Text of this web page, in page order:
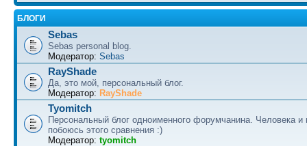
БЛОГИ
Sebas
Sebas personal blog.
Модератор: Sebas
RayShade
Да, это мой, персональный блог.
Модератор: RayShade
Tyomitch
Персональный блог одноименного форумчанина. Человека и
побоюсь этого сравнения :)
Модератор: tyomitch